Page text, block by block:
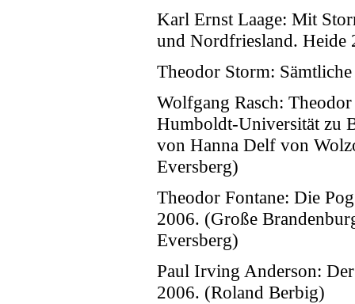
Karl Ernst Laage: Mit
und Nordfriesland. Heide
Theodor Storm:
Wolfgang Rasch:
Humboldt-Universität zu
von Hanna Delf von
Eversberg)
Theodor Fontane: Die
2006. (Große
Eversberg)
Paul Irving Anderson:
2006. (Roland Berbig)